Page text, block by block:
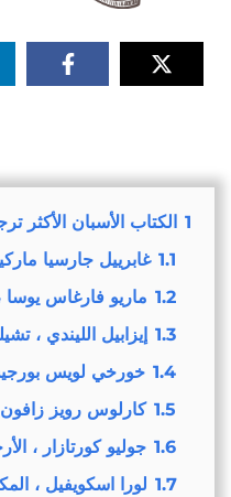
الكتاب الأسبان الأكثر
1.1
غابرييل جارسيا
1.2
ماريو فارغاس يوسا
1.3
إيزابيل الليندي ،
1.4
خورخي لويس
1.5
كارلوس رويز زافون ،
1.6
جوليو كورتازار ،
1.7
لورا اسكويفيل ،